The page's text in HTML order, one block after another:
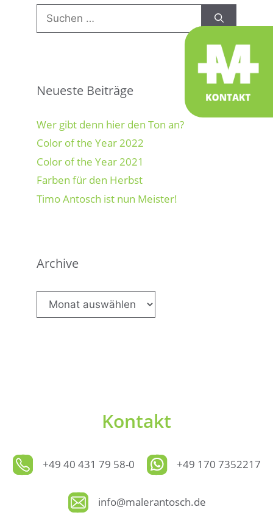
nach:
Neueste Beiträge
Wer gibt denn hier den Ton an?
Color of the Year 2022
Color of the Year 2021
Farben für den Herbst
Timo Antosch ist nun Meister!
Archive
Archive
Kontakt
+49 40 431 79 58-0 +49 170 7352217
info@malerantosch.de